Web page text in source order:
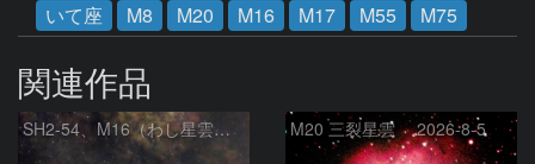
いて座
M8 M20 M16 M17 M55 M75
関連作品
SH2‑54、M16（わし星雲）、M17（オメガ星雲） M20 三裂星雲 2026-8-5